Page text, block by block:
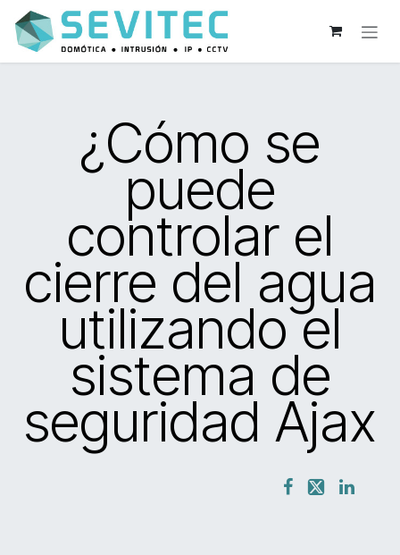
Ir al contenido
¿Cómo se
puede
controlar el
cierre del agua
utilizando el
sistema de
seguridad Ajax